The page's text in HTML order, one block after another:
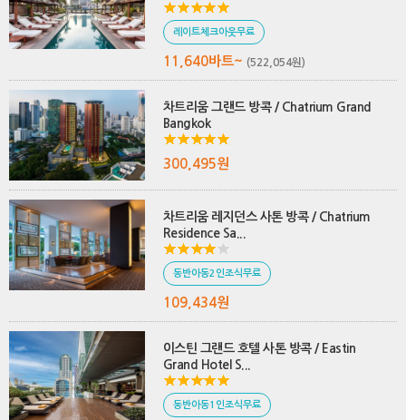
레이트체크아웃무료
11,640바트~ (522,054원)
차트리움 그랜드 방콕 / Chatrium Grand
Bangkok
300,495원
차트리움 레지던스 사톤 방콕 / Chatrium
Residence Sa...
동반아동2인조식무료
109,434원
이스틴 그랜드 호텔 사톤 방콕 / Eastin
Grand Hotel S...
동반아동1인조식무료